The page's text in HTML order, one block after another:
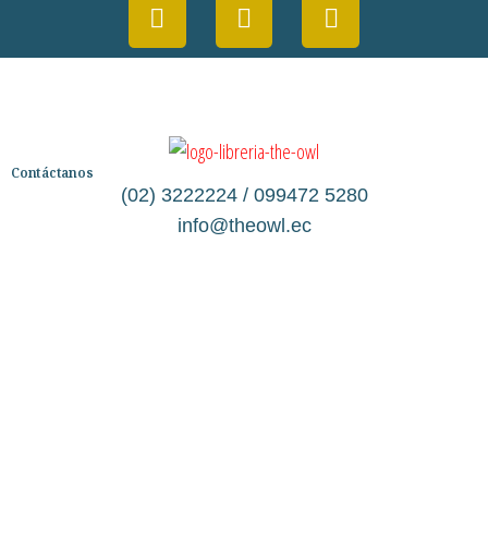
Contáctanos
(02) 3222224 / 099472 5280
info@theowl.ec